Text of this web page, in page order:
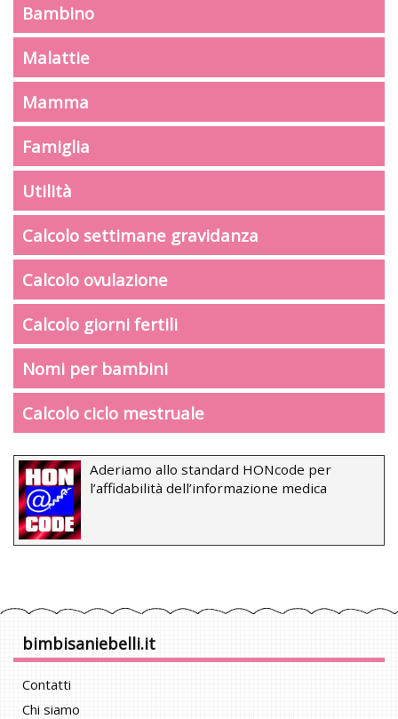
Bambino
Malattie
Mamma
Famiglia
Utilità
Calcolo settimane gravidanza
Calcolo ovulazione
Calcolo giorni fertili
Nomi per bambini
Calcolo ciclo mestruale
Aderiamo allo standard HONcode per
l’affidabilità dell’informazione medica
bimbisaniebelli.it
Contatti
Chi siamo